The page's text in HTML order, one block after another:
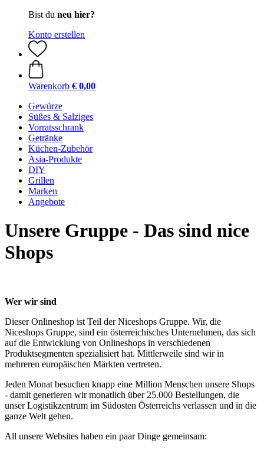
Bist du neu hier?
Konto erstellen
Warenkorb € 0,00
Gewürze
Süßes & Salziges
Vorratsschrank
Getränke
Küchen-Zubehör
Asia-Produkte
DIY
Grillen
Marken
Angebote
Unsere Gruppe - Das sind nice
Shops
Wer wir sind
Dieser Onlineshop ist Teil der Niceshops Gruppe. Wir, die
Niceshops Gruppe, sind ein österreichisches Unternehmen, das sich
auf die Entwicklung von Onlineshops in verschiedenen
Produktsegmenten spezialisiert hat. Mittlerweile sind wir in
mehreren europäischen Märkten vertreten.
Jeden Monat besuchen knapp eine Million Menschen unsere Shops
- damit generieren wir monatlich über 25.000 Bestellungen, die
unser Logistikzentrum im Südosten Österreichs verlassen und in die
ganze Welt gehen.
All unsere Websites haben ein paar Dinge gemeinsam: